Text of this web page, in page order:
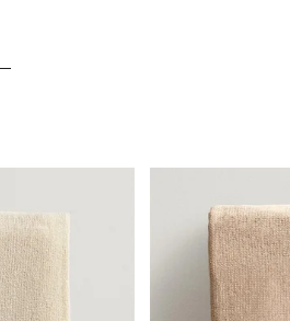
图片已更改为 1 / 5